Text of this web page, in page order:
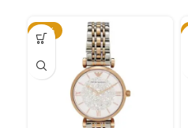
-46%